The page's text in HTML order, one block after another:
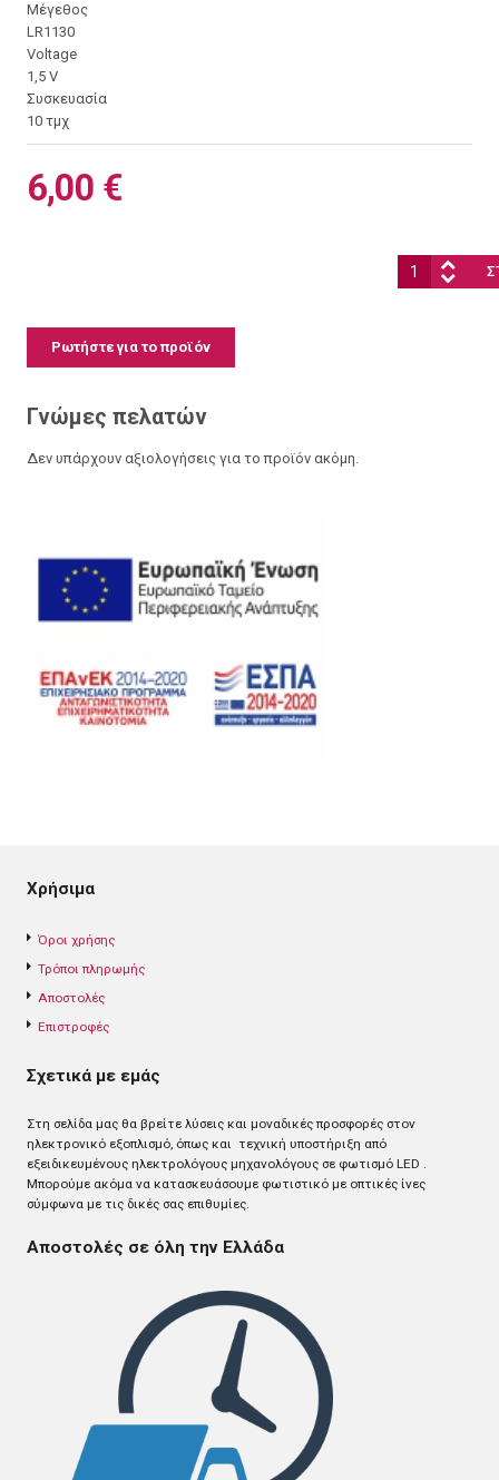
Μέγεθος
LR1130
Voltage
1,5 V
Συσκευασία
10 τμχ
6,00 €
Ποσότητα:
Ρωτήστε για το προϊόν
Γνώμες πελατών
Δεν υπάρχουν αξιολογήσεις για το προϊόν ακόμη.
Χρήσιμα
Όροι χρήσης
Τρόποι πληρωμής
Αποστολές
Επιστροφές
Σχετικά με εμάς
Στη σελίδα μας θα βρείτε λύσεις και μοναδικές προσφορές στον
ηλεκτρονικό εξοπλισμό, όπως και τεχνική υποστήριξη από
εξειδικευμένους ηλεκτρολόγους μηχανολόγους σε φωτισμό LED .
Mπορούμε ακόμα να κατασκευάσουμε φωτιστικό με οπτικές ίνες
σύμφωνα με τις δικές σας επιθυμίες.
Αποστολές σε όλη την Ελλάδα